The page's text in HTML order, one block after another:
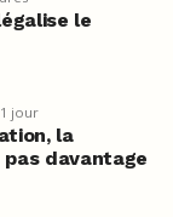
le
jour
la
davantage